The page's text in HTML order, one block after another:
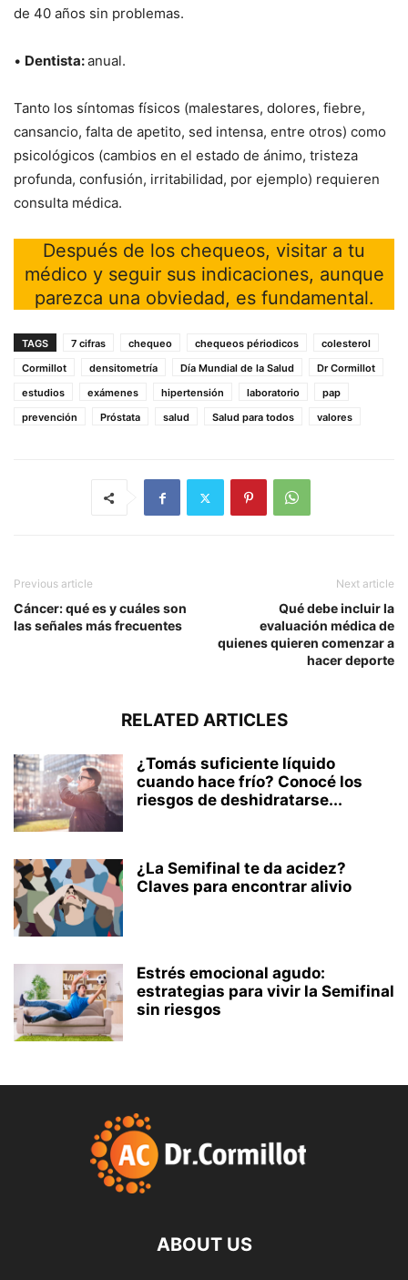
de 40 años sin problemas.
• Dentista:anual.
Tanto los síntomas físicos (malestares, dolores, fiebre,
cansancio, falta de apetito, sed intensa, entre otros) como
psicológicos (cambios en el estado de ánimo, tristeza
profunda, confusión, irritabilidad, por ejemplo) requieren
consulta médica.
Después de los chequeos, visitar a tu
médico y seguir sus indicaciones, aunque
parezca una obviedad, es fundamental.
TAGS 7 cifras chequeo chequeos périodicos
colesterol
Cormillot
densitometría Día Mundial de la Salud
Dr Cormillot
estudios
exámenes hipertensión laboratorio
pap
prevención
Próstata salud Salud para todos valores
Previous article
Cáncer: qué es y cuáles son
las señales más frecuentes
Next article
Qué debe incluir la
evaluación médica de
quienes quieren comenzar a
hacer deporte
RELATED ARTICLES
¿Tomás suficiente líquido
cuando hace frío? Conocé los
riesgos de deshidratarse...
¿La Semifinal te da acidez?
Claves para encontrar alivio
Estrés emocional agudo:
estrategias para vivir la Semifinal
sin riesgos
ABOUT US